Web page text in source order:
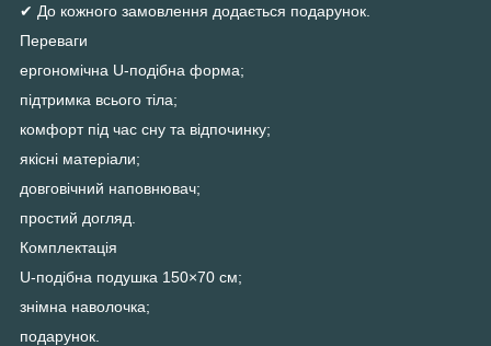
✔ До кожного замовлення додається подарунок.
Переваги
ергономічна U-подібна форма;
підтримка всього тіла;
комфорт під час сну та відпочинку;
якісні матеріали;
довговічний наповнювач;
простий догляд.
Комплектація
U-подібна подушка 150×70 см;
знімна наволочка;
подарунок.